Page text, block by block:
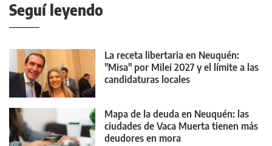
Seguí leyendo
La receta libertaria en Neuquén:
"Misa" por Milei 2027 y el límite a las
candidaturas locales
Mapa de la deuda en Neuquén: las
ciudades de Vaca Muerta tienen más
deudores en mora